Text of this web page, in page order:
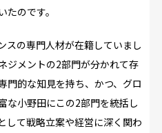
のです。
スの専門人材が在籍していまし
ジメントの2部門が分かれて存
門的な知見を持ち、かつ、グロ
な小野田にこの2部門を統括し
して戦略立案や経営に深く関わ